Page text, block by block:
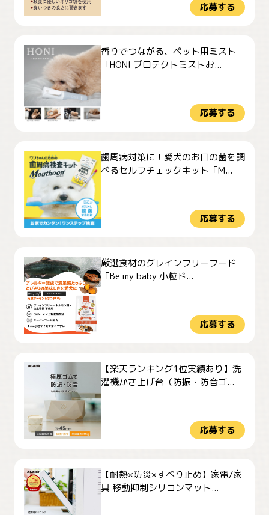
応募する
香りでつながる、ペット用ミスト
「HONI プロテクトミストお...
応募する
歯周病対策に！愛犬のお口の菌を調
べるセルフチェックキット「M...
応募する
厳選食材のグレインフリーフード
「Be my baby 小粒ド...
応募する
【楽天ランキング1位実績あり】洗
濯機かさ上げ台（防振・防音ゴ...
応募する
【耐熱×防災×すべり止め】家電/家
具 移動抑制シリコンマット...